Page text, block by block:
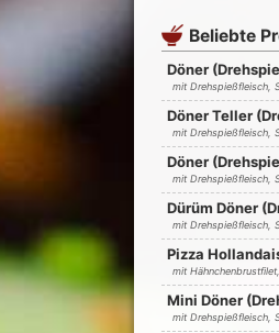
Beliebte
Döner
mit Drehspießfleisch,
Döner Teller
mit Drehspießfleisch,
Döner
mit Drehspießfleisch,
Dürüm Döner
mit Drehspießfleisch,
Pizza
mit
Mini Döner
mit Drehspießfleisch,